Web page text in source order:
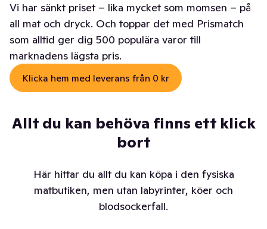
Vi har sänkt priset – lika mycket som momsen – på
all mat och dryck. Och toppar det med Prismatch
som alltid ger dig 500 populära varor till
marknadens lägsta pris.
Klicka hem med leverans från 0 kr
Allt du kan behöva finns ett klick
bort
Här hittar du allt du kan köpa i den fysiska
matbutiken, men utan labyrinter, köer och
blodsockerfall.